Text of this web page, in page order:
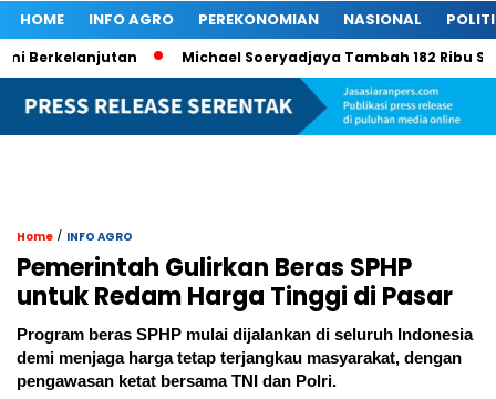
HOME INFO AGRO PEREKONOMIAN NASIONAL
Michael Soeryadjaya Tambah 182 Ribu
Home / INFO AGRO
Pemerintah Gulirkan Beras SPHP
untuk Redam Harga Tinggi di Pasar
Program beras SPHP mulai dijalankan di seluruh Indonesia
demi menjaga harga tetap terjangkau masyarakat, dengan
pengawasan ketat bersama TNI dan Polri.